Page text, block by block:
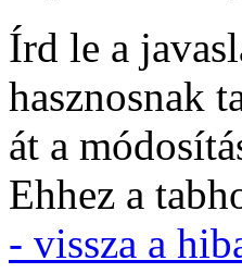
Írd le a
hasznosnak
át a
Ehhez a
- vissza a